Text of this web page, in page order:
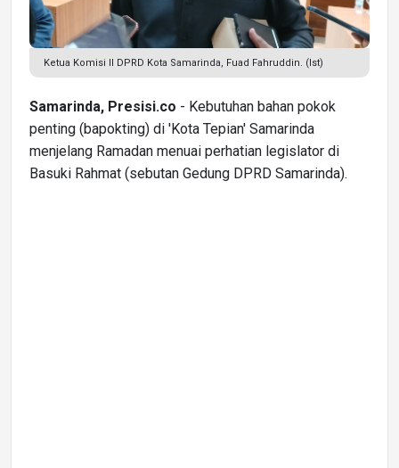
Ketua Komisi II DPRD Kota Samarinda, Fuad Fahruddin. (Ist)
Samarinda, Presisi.co - Kebutuhan bahan pokok
penting (bapokting) di 'Kota Tepian' Samarinda
menjelang Ramadan menuai perhatian legislator di
Basuki Rahmat (sebutan Gedung DPRD Samarinda).